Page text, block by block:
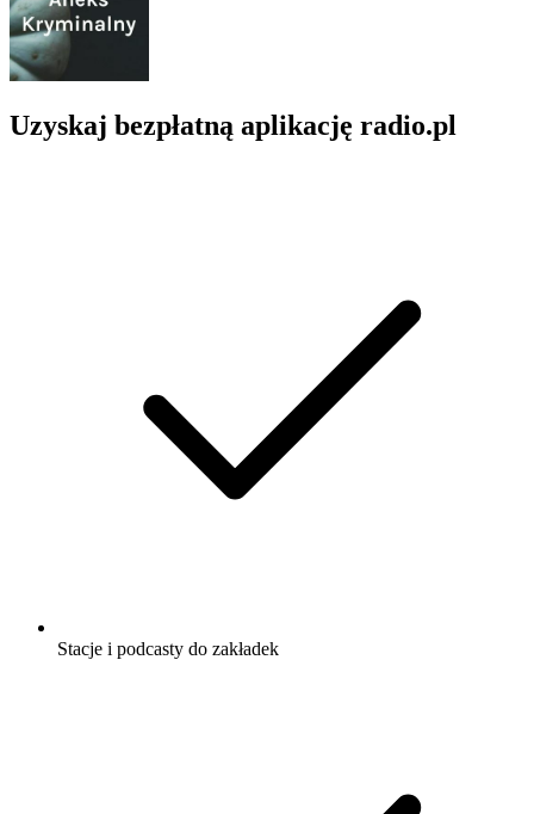
Uzyskaj bezpłatną aplikację radio.pl
Stacje i podcasty do zakładek